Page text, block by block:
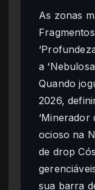
As zonas
a
Quando
2026,
‘Minerador
ocioso na
de drop
sua barra